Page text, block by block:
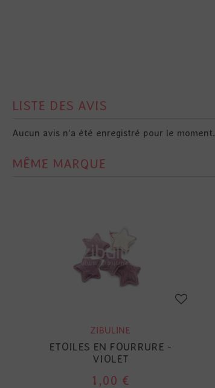
LISTE DES AVIS
Aucun avis n'a été enregistré pour le moment.
MÊME MARQUE
ZIBULINE
ETOILES EN FOURRURE -
VIOLET
1,00 €